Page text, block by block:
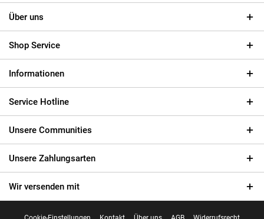
Über uns
Shop Service
Informationen
Service Hotline
Unsere Communities
Unsere Zahlungsarten
Wir versenden mit